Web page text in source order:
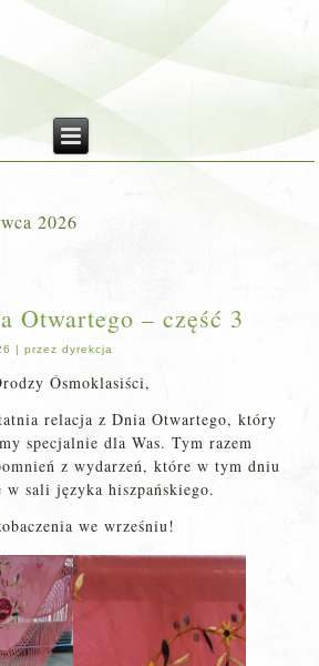
2026
Otwartego – część 3
|przez dyrekcja
Ósmoklasiści,
relacja z Dnia Otwartego, który
specjalnie dla Was. Tym razem
z wydarzeń, które w tym dniu
w sali języka hiszpańskiego.
we wrześniu!